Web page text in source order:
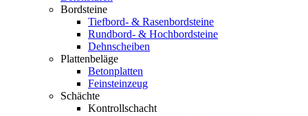
Bordsteine
Tiefbord- & Rasenbordsteine
Rundbord- & Hochbordsteine
Dehnscheiben
Plattenbeläge
Betonplatten
Feinsteinzeug
Schächte
Kontrollschacht